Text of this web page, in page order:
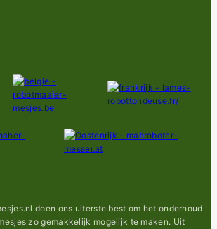
doen ons uiterste best om het onderhoud
zo gemakkelijk mogelijk te maken. Uit